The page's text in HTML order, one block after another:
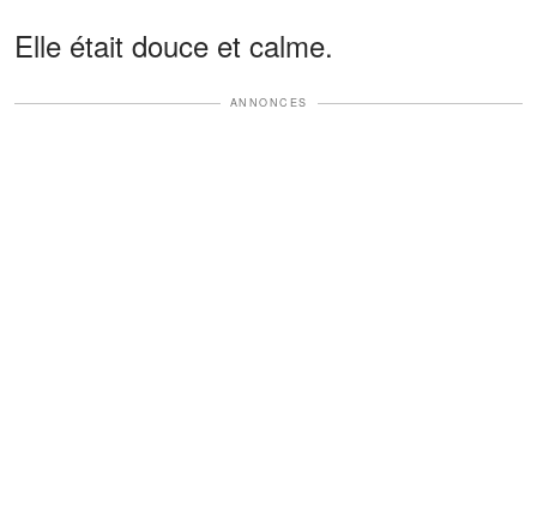
Elle était douce et calme.
ANNONCES